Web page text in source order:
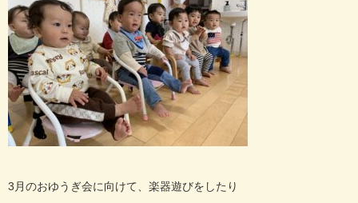
3 月のおゆうぎ会に向けて、楽器遊びをしたり